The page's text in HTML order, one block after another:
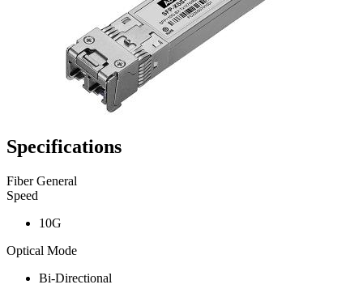
Specifications
Fiber General
Speed
10G
Optical Mode
Bi-Directional